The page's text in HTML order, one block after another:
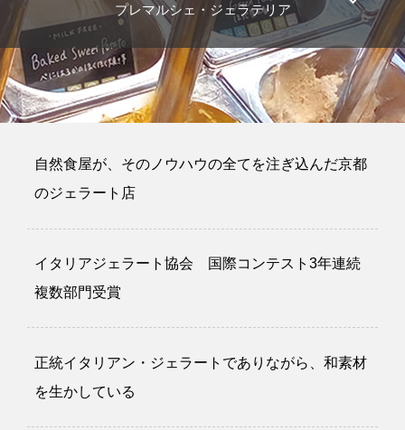
プレマルシェ・ジェラテリア
自然食屋が、そのノウハウの全てを注ぎ込んだ京都
のジェラート店
イタリアジェラート協会 国際コンテスト3年連続
複数部門受賞
正統イタリアン・ジェラートでありながら、和素材
を生かしている